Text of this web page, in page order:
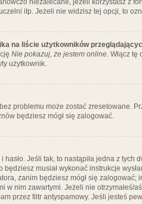
niezalecane, jeżeli korzystasz z
itp. Jeżeli nie widzisz tej opcji, to
na liście użytkowników
Nie pokazuj, że jestem online. Włącz
użytkownik.
problemu może zostać zresetowane.
będziesz mógł się zalogować.
Jeśli tak, to nastąpiła jedna z tych
musiał wykonać instrukcje
zanim będziesz mógł się zalogować;
w nim zawartymi. Jeżeli nie otrzymałeś/
przez filtr antyspamowy. Jeśli jesteś